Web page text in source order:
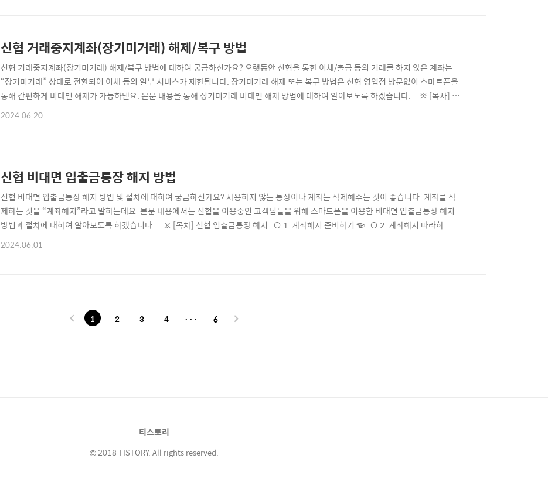
신협 거래중지계좌(장기미거래) 해제/복구 방법
신협 거래중지계좌(장기미거래) 해제/복구 방법에 대하여 궁금하신가요? 오랫동안 신협을 통한 이체/출금 등의 거래를 하지 않은 계좌는
“장기미거래” 상태로 전환되어 이체 등의 일부 서비스가 제한됩니다. 장기미거래 해제 또는 복구 방법은 신협 영업점 방문없이 스마트폰을
통해 간편하게 비대면 해제가 가능하넫요. 본문 내용을 통해 징기미거래 비대면 해제 방법에 대하여 알아보도록 하겠습니다. ※ [목차] 신
협 거래중지계좌(장기미거래) ⊙ 1. 장기미거래 기준 ☜ ⊙ 2. 장기미거래 해제/복구 ☜ 신협 거래중지계좌(장기미거래) 기준 ▶ 장기
2024.06.20
신협 비대면 입출금통장 해지 방법
신협 비대면 입출금통장 해지 방법 및 절차에 대하여 궁금하신가요? 사용하지 않는 통장이나 계좌는 삭제해주는 것이 좋습니다. 계좌를 삭
제하는 것을 “계좌해지”라고 말하는데요. 본문 내용에서는 신협을 이용중인 고객님들을 위해 스마트폰을 이용한 비대면 입출금통장 해지
방법과 절차에 대하여 알아보도록 하겠습니다. ※ [목차] 신협 입출금통장 해지 ⊙ 1. 계좌해지 준비하기 ☜ ⊙ 2. 계좌해지 따라하
기 ☜ 신협 입출금통장 해지 방법 ▶ 계좌해지 방법 계좌해지란 사용하지 않는 입출금통장 또는 예금/적금 통장을 삭제하는 것을 말합니
2024.06.01
1 2 3 4 ··· 6
티스토리
© 2018 TISTORY. All rights reserved.